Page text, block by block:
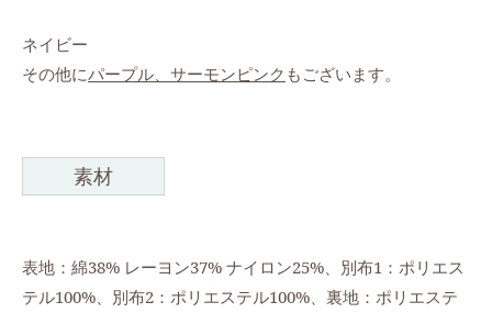
ネイビー
その他にパープル、 サーモンピンク もございます。
素材
表地：綿38% レーヨン37% ナイロン25%、別布1：ポリエス
テル100%、別布2：ポリエステル100%、裏地：ポリエステ